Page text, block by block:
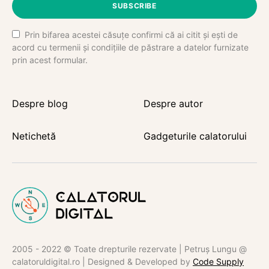
SUBSCRIBE
Prin bifarea acestei căsuțe confirmi că ai citit și ești de
acord cu termenii și condițiile de păstrare a datelor furnizate
prin acest formular.
Despre blog Despre autor
Netichetă Gadgeturile calatorului
2005 - 2022 © Toate drepturile rezervate | Petruș Lungu @
calatoruldigital.ro | Designed & Developed by Code Supply